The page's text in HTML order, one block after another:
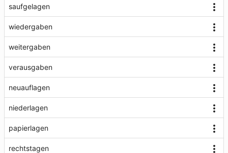
saufgelagen
wiedergaben
weitergaben
verausgaben
neuauflagen
niederlagen
papierlagen
rechtstagen